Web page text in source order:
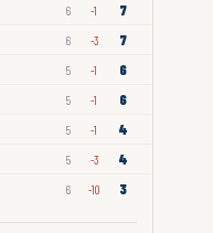
6 -1 7
6 -3 7
5 -1 6
5 -1 6
5 -1 4
5 -3 4
6 -10 3